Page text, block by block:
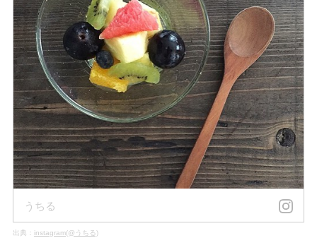
うちる
出典： instagram(@うちる)